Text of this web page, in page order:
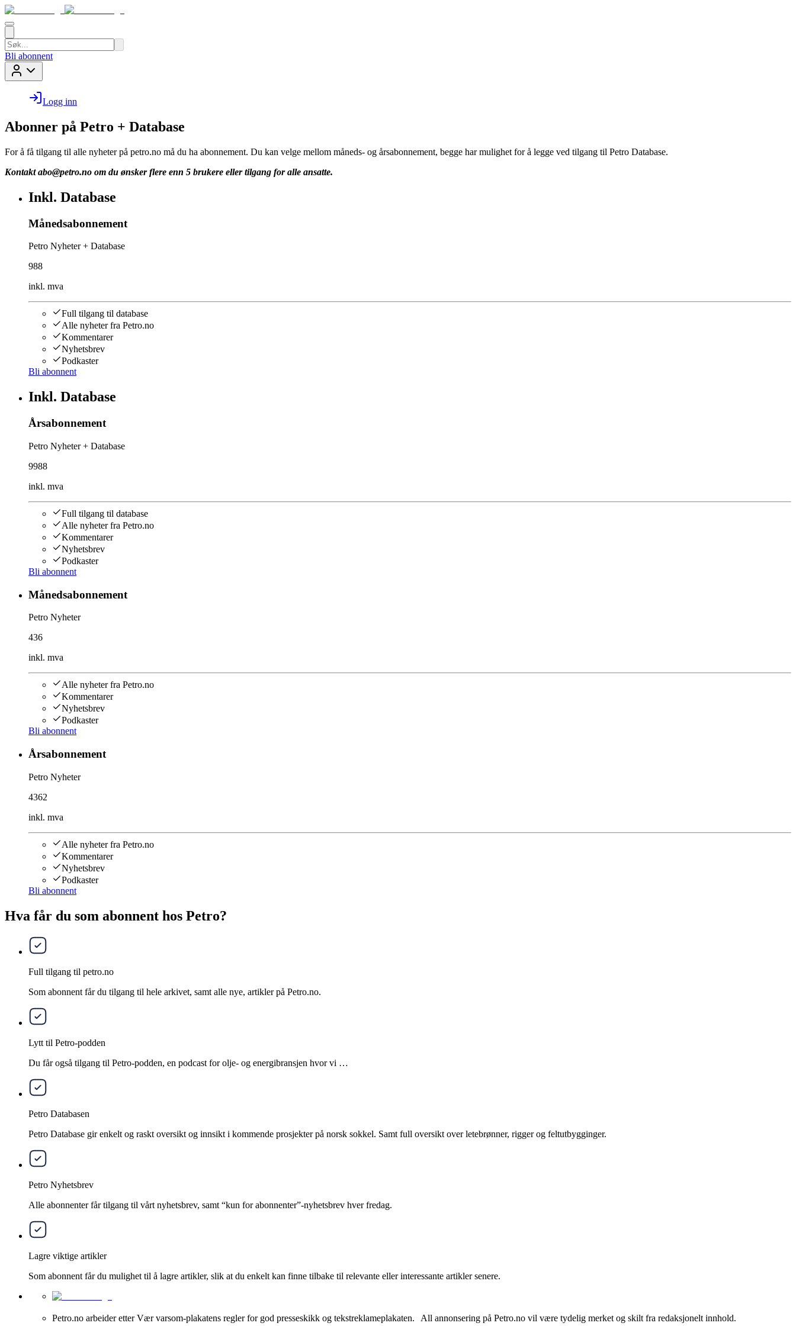
Bli abonnent
Logg inn
Abonner på Petro + Database
For å få tilgang til alle nyheter på petro.no må du ha abonnement. Du kan velge mellom måneds- og årsabonnement, begge har mulighet for å legge ved tilgang til Petro Database.
Kontakt abo@petro.no om du ønsker flere enn 5 brukere eller tilgang for alle ansatte.
Inkl. Database
Månedsabonnement
Petro Nyheter + Database
988
inkl. mva
Full tilgang til database
Alle nyheter fra Petro.no
Kommentarer
Nyhetsbrev
Podkaster
Bli abonnent
Inkl. Database
Årsabonnement
Petro Nyheter + Database
9988
inkl. mva
Full tilgang til database
Alle nyheter fra Petro.no
Kommentarer
Nyhetsbrev
Podkaster
Bli abonnent
Månedsabonnement
Petro Nyheter
436
inkl. mva
Alle nyheter fra Petro.no
Kommentarer
Nyhetsbrev
Podkaster
Bli abonnent
Årsabonnement
Petro Nyheter
4362
inkl. mva
Alle nyheter fra Petro.no
Kommentarer
Nyhetsbrev
Podkaster
Bli abonnent
Hva får du som abonnent hos Petro?
Full tilgang til petro.no
Som abonnent får du tilgang til hele arkivet, samt alle nye, artikler på Petro.no.
Lytt til Petro-podden
Du får også tilgang til Petro-podden, en podcast for olje- og energibransjen hvor vi …
Petro Databasen
Petro Database gir enkelt og raskt oversikt og innsikt i kommende prosjekter på norsk sokkel. Samt full oversikt over letebrønner, rigger og feltutbygginger.
Petro Nyhetsbrev
Alle abonnenter får tilgang til vårt nyhetsbrev, samt “kun for abonnenter”-nyhetsbrev hver fredag.
Lagre viktige artikler
Som abonnent får du mulighet til å lagre artikler, slik at du enkelt kan finne tilbake til relevante eller interessante artikler senere.
Petro.no arbeider etter Vær varsom-plakatens regler for god presseskikk og tekstreklameplakaten. All annonsering på Petro.no vil være tydelig merket og skilt fra redaksjonelt innhold.